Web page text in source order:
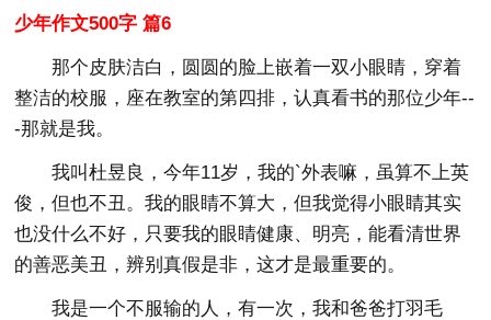
少年作文500字 篇6
那个皮肤洁白，圆圆的脸上嵌着一双小眼睛，穿着
整洁的校服，座在教室的第四排，认真看书的那位少年--
-那就是我。
我叫杜昱良，今年11岁，我的`外表嘛，虽算不上英
俊，但也不丑。我的眼睛不算大，但我觉得小眼睛其实
也没什么不好，只要我的眼睛健康、明亮，能看清世界
的善恶美丑，辨别真假是非，这才是最重要的。
我是一个不服输的人，有一次，我和爸爸打羽毛